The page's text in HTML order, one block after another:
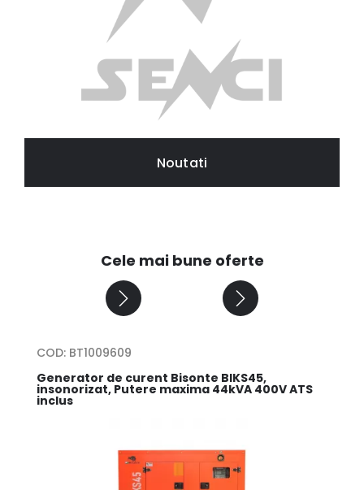
Noutati
Cele mai bune oferte
COD: BT1009609
Generator de curent Bisonte BIKS45,
insonorizat, Putere maxima 44kVA 400V ATS
inclus